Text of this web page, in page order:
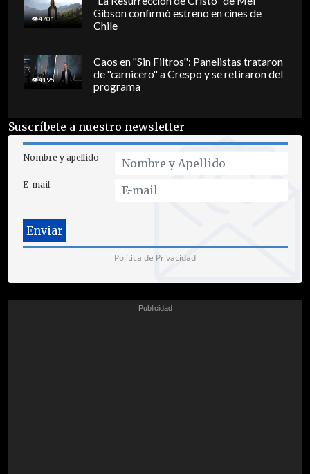
4701
Gibson confirmó estreno en cines de
Chile
4195
Caos en "Sin Filtros": Panelistas trataron
de "carnicero" a Crespo y se retiraron del
programa
Suscríbete a nuestro newsletter
Nombre y apellido
E-mail
Política de Privacidad